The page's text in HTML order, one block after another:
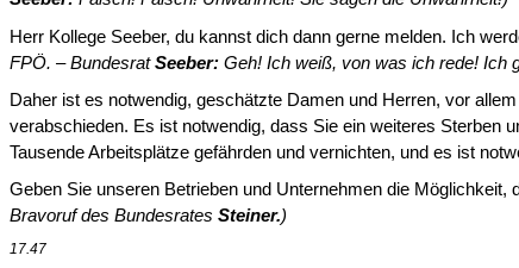
Herr Kollege Seeber, du kannst dich dann gerne melden. Ich
FPÖ. – BundesratSeeber: Geh! Ich weiß, von was ich rede! Ich
Daher ist es notwendig, geschätzte Damen und Herren, vor
verabschieden. Es ist notwendig, dass Sie ein weiteres Sterben
Tausende Arbeitsplätze gefährden und vernichten, und es ist
Geben Sie unseren Betrieben und Unternehmen die
Bravoruf des Bundesrates Steiner.)
17.47